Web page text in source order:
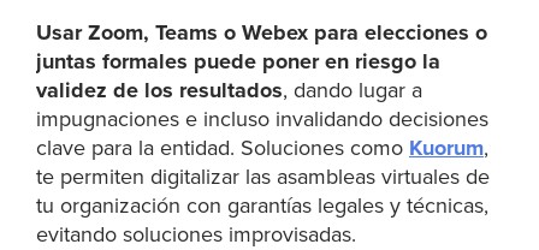
Usar Zoom, Teams o Webex para elecciones o
juntas formales puede poner en riesgo la
validez de los resultados, dando lugar a
impugnaciones e incluso invalidando decisiones
clave para la entidad. Soluciones como Kuorum,
te permiten digitalizar las asambleas virtuales de
tu organización con garantías legales y técnicas,
evitando soluciones improvisadas.